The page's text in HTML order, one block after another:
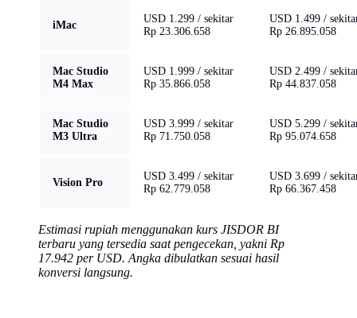
iMac
USD 1.299 / sekitar
Rp 23.306.658
USD 1.499 /
Rp 26.895.058
Mac Studio
M4 Max
USD 1.999 / sekitar
Rp 35.866.058
USD 2.499 /
Rp 44.837.058
Mac Studio
M3 Ultra
USD 3.999 / sekitar
Rp 71.750.058
USD 5.299 /
Rp 95.074.658
Vision Pro
USD 3.499 / sekitar
Rp 62.779.058
USD 3.699 /
Rp 66.367.458
Estimasi rupiah menggunakan kurs JISDOR BI
terbaru yang tersedia saat pengecekan, yakni Rp
17.942 per USD. Angka dibulatkan sesuai hasil
konversi langsung.